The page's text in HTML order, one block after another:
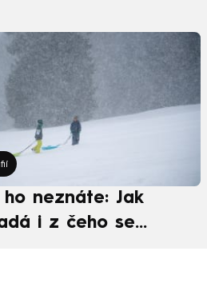
ho neznáte: Jak
i z čeho se